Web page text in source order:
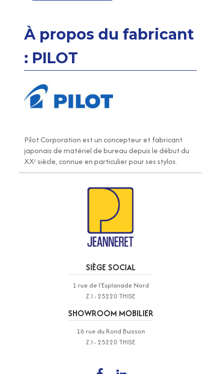
À propos du fabricant
: PILOT
Pilot Corporation est un concepteur et fabricant
japonais de matériel de bureau depuis le début du
XXᵉ siècle, connue en particulier pour ses stylos.
SIÈGE SOCIAL
1 rue de l'Esplanade Nord
Z.I - 25220 THISE
SHOWROOM MOBILIER
16 rue du Rond Buisson
Z.I - 25220 THISE